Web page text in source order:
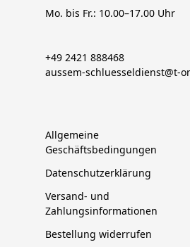
Mo. bis Fr.: 10.00–17.00 Uhr
+49 2421 888468
aussem-schluesseldienst@t-
Allgemeine
Geschäftsbedingungen
Datenschutzerklärung
Versand- und
Zahlungsinformationen
Bestellung widerrufen